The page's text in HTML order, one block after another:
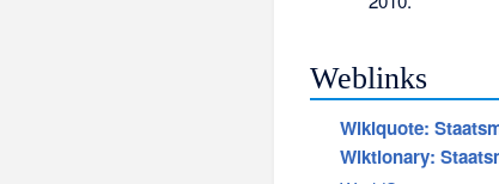
Weblinks
Wikiquote:
Wiktionary: